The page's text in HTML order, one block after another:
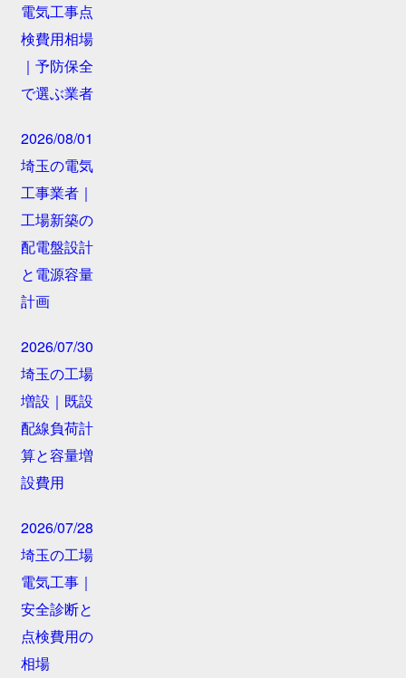
電気工事点
検費用相場
｜予防保全
で選ぶ業者
2026/08/01
埼玉の電気
工事業者｜
工場新築の
配電盤設計
と電源容量
計画
2026/07/30
埼玉の工場
増設｜既設
配線負荷計
算と容量増
設費用
2026/07/28
埼玉の工場
電気工事｜
安全診断と
点検費用の
相場